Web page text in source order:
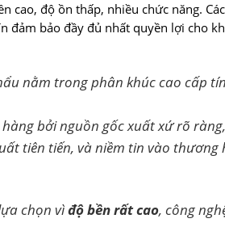
cao, độ ồn thấp, nhiều chức năng.
đảm bảo đầy đủ nhất quyền lợi cho
nằm trong phân khúc cao cấp
bởi nguồn gốc xuất xứ rõ ràng,
tiên tiến, và niềm tin vào thương
chọn vìđộ bền rất cao, công